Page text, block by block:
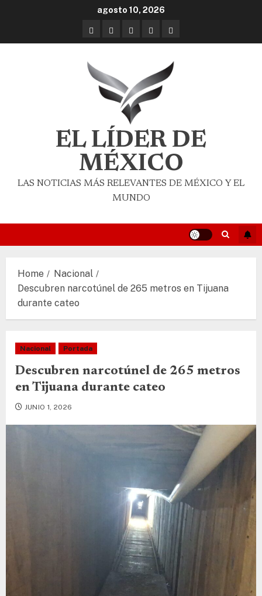
agosto 10, 2026
EL LÍDER DE
MÉXICO
LAS NOTICIAS MÁS RELEVANTES DE MÉXICO Y EL
MUNDO
Home
Nacional
Descubren narcotúnel de 265 metros en Tijuana
durante cateo
Nacional Portada
Descubren narcotúnel de 265 metros
en Tijuana durante cateo
JUNIO 1, 2026